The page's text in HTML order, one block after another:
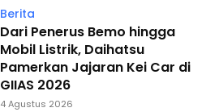
Berita
Dari Penerus Bemo hingga
Mobil Listrik, Daihatsu
Pamerkan Jajaran Kei Car di
GIIAS 2026
4 Agustus 2026